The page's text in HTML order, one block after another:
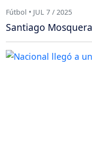
Fútbol • JUL 7 / 2025
Santiago